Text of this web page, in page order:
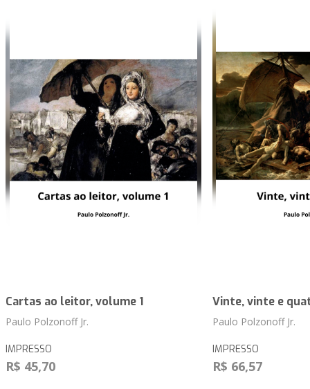
Cartas ao leitor, volume 1
Paulo Polzonoff Jr.
IMPRESSO
R$ 45,70
Vinte, vinte e
Paulo Polzonoff Jr.
IMPRESSO
R$ 66,57